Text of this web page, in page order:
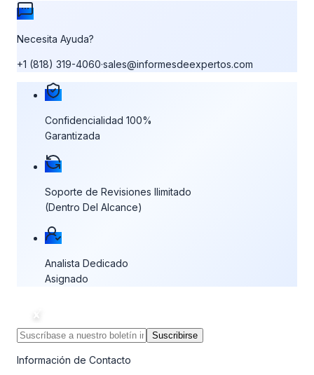
Necesita Ayuda?
+1 (818) 319-4060·sales@informesdeexpertos.com
Nuestras garantías de compra
Confidencialidad 100%
Garantizada
Soporte de Revisiones Ilimitado
(Dentro Del Alcance)
Analista Dedicado
Asignado
Suscribirse
Información de Contacto